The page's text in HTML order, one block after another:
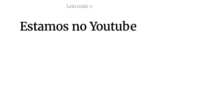
Leia mais »
Estamos no Youtube